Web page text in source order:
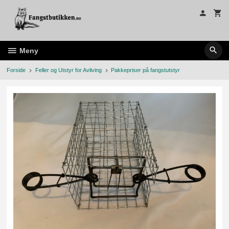
innholdet
Meny
Forside Feller og Utstyr for Avliving Pakkepriser på fangstutstyr